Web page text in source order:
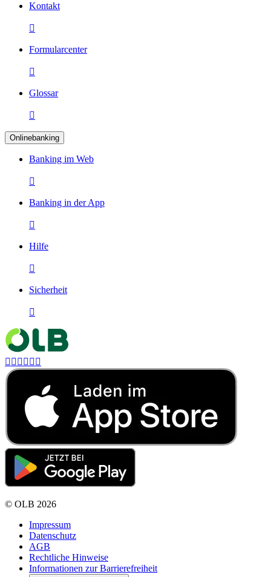
Kontakt

Formularcenter

Glossar

Onlinebanking
Banking im Web

Banking in der App

Hilfe

Sicherheit

     
© OLB 2026
Impressum
Datenschutz
AGB
Rechtliche Hinweise
Informationen zur Barrierefreiheit